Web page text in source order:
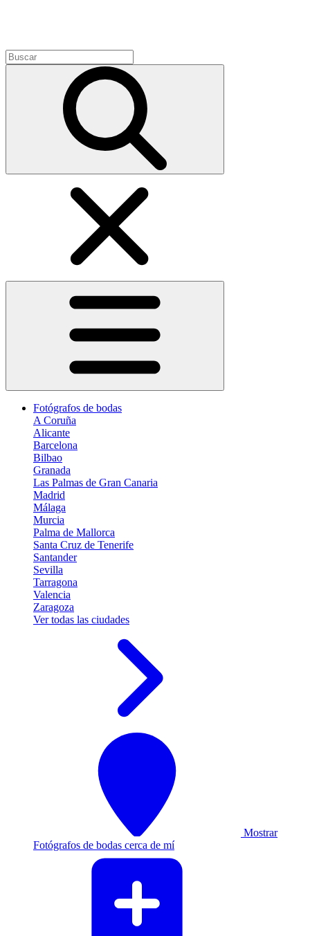
Fotógrafos de bodas
A Coruña
Alicante
Barcelona
Bilbao
Granada
Las Palmas de Gran Canaria
Madrid
Málaga
Murcia
Palma de Mallorca
Santa Cruz de Tenerife
Santander
Sevilla
Tarragona
Valencia
Zaragoza
Ver todas las ciudades
Mostrar
Fotógrafos de bodas cerca de mí